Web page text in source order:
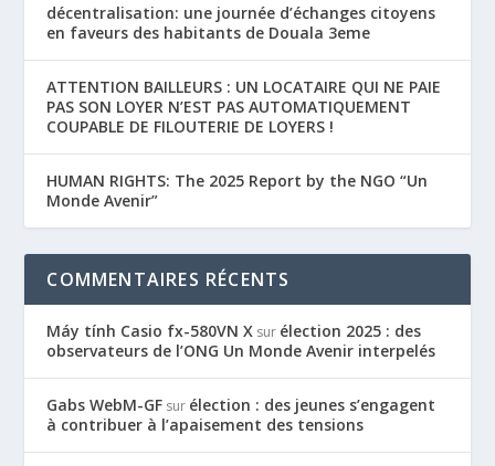
décentralisation: une journée d’échanges citoyens
en faveurs des habitants de Douala 3eme
ATTENTION BAILLEURS : UN LOCATAIRE QUI NE PAIE
PAS SON LOYER N’EST PAS AUTOMATIQUEMENT
COUPABLE DE FILOUTERIE DE LOYERS !
HUMAN RIGHTS: The 2025 Report by the NGO “Un
Monde Avenir”
COMMENTAIRES RÉCENTS
Máy tính Casio fx-580VN X sur élection 2025 : des
observateurs de l’ONG Un Monde Avenir interpelés
Gabs WebM-GF sur élection : des jeunes s’engagent
à contribuer à l’apaisement des tensions